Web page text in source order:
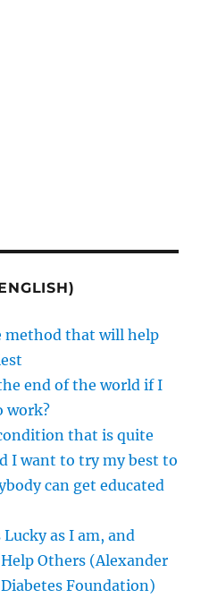
method that will help
end of the world if I
work?
that is quite
I want to try my best to
can get educated
as I am, and
Others (Alexander
Foundation)